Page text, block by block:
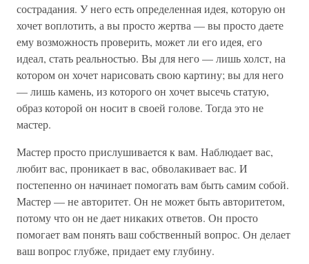
сострадания. У него есть определенная идея, которую он
хочет воплотить, а вы просто жертва — вы просто даете
ему возможность проверить, может ли его идея, его
идеал, стать реальностью. Вы для него — лишь холст, на
котором он хочет нарисовать свою картину; вы для него
— лишь камень, из которого он хочет высечь статую,
образ которой он носит в своей голове. Тогда это не
мастер.
Мастер просто прислушивается к вам. Наблюдает вас,
любит вас, проникает в вас, обволакивает вас. И
постепенно он начинает помогать вам быть самим собой.
Мастер — не авторитет. Он не может быть авторитетом,
потому что он не дает никаких ответов. Он просто
помогает вам понять ваш собственный вопрос. Он делает
ваш вопрос глубже, придает ему глубину.